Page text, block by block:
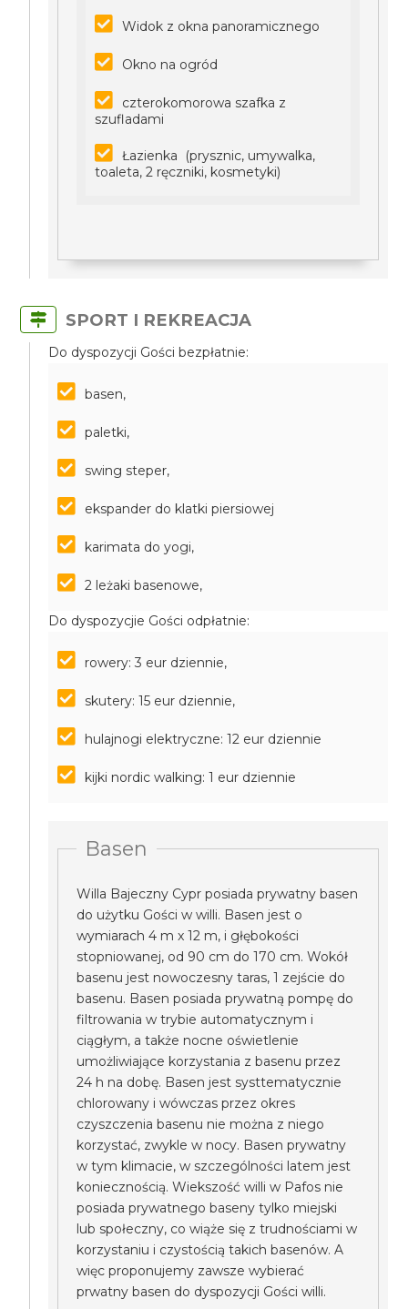
Widok z okna panoramicznego
Okno na ogród
czterokomorowa szafka z
szufladami
Łazienka (prysznic, umywalka,
toaleta, 2 ręczniki, kosmetyki)
SPORT I REKREACJA
Do dyspozycji Gości bezpłatnie:
basen,
paletki,
swing steper,
ekspander do klatki piersiowej
karimata do yogi,
2 leżaki basenowe,
Do dyspozycjie Gości odpłatnie:
rowery: 3 eur dziennie,
skutery: 15 eur dziennie,
hulajnogi elektryczne: 12 eur dziennie
kijki nordic walking: 1 eur dziennie
Basen
Willa Bajeczny Cypr posiada prywatny basen
do użytku Gości w willi. Basen jest o
wymiarach 4 m x 12 m, i głębokości
stopniowanej, od 90 cm do 170 cm. Wokół
basenu jest nowoczesny taras, 1 zejście do
basenu. Basen posiada prywatną pompę do
filtrowania w trybie automatycznym i
ciągłym, a także nocne oświetlenie
umożliwiające korzystania z basenu przez
24 h na dobę. Basen jest systtematycznie
chlorowany i wówczas przez okres
czyszczenia basenu nie można z niego
korzystać, zwykle w nocy. Basen prywatny
w tym klimacie, w szczególności latem jest
koniecznością. Wiekszość willi w Pafos nie
posiada prywatnego baseny tylko miejski
lub społeczny, co wiąże się z trudnościami w
korzystaniu i czystością takich basenów. A
więc proponujemy zawsze wybierać
prwatny basen do dyspozycji Gości willi.